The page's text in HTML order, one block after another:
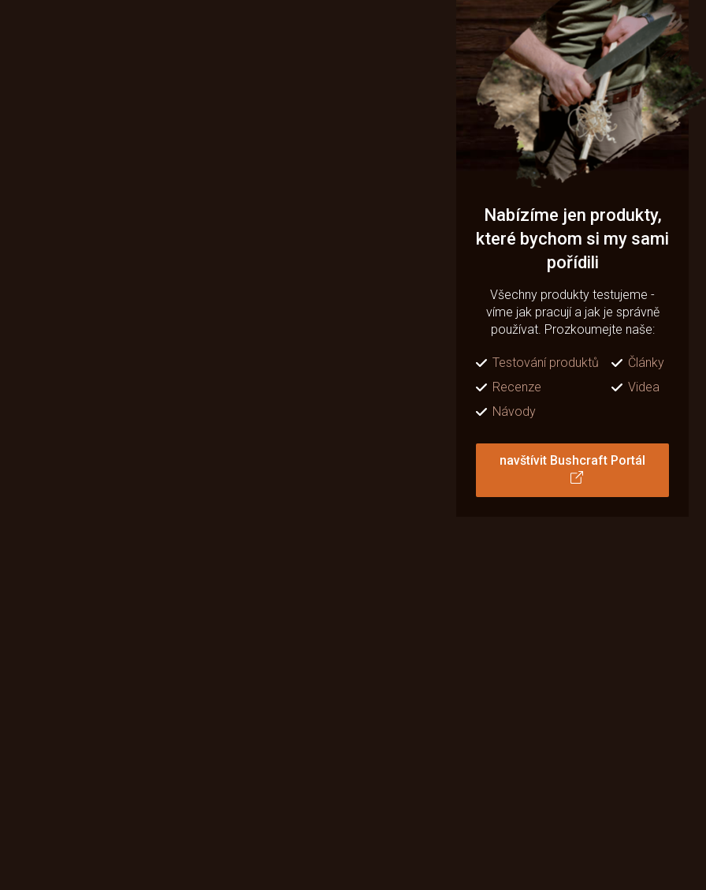
Nabízíme jen produkty,
které bychom si my sami
pořídili
Všechny produkty testujeme -
víme jak pracují a jak je správně
používat. Prozkoumejte naše:
Testování produktů
Články
Recenze
Videa
Návody
navštívit Bushcraft Portál